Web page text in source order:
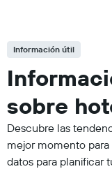
Información útil
sobre
Descubre las
mejor momento para
datos para planificar